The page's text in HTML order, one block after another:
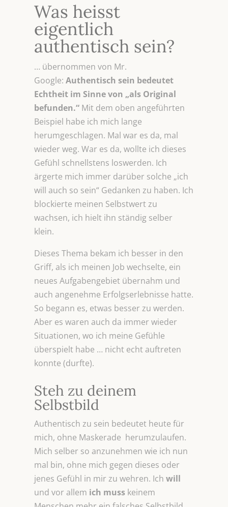
Was heisst
eigentlich
authentisch sein?
… übernommen von Mr.
Google: Authentisch sein bedeutet
Echtheit im Sinne von „als Original
befunden.“ Mit dem oben angeführten
Beispiel habe ich mich lange
herumgeschlagen. Mal war es da, mal
wieder weg. War es da, wollte ich dieses
Gefühl schnellstens loswerden. Ich
ärgerte mich immer darüber solche „ich
will auch so sein“ Gedanken zu haben. Ich
blockierte meinen Selbstwert zu
wachsen, ich hielt ihn ständig selber
klein.
Dieses Thema bekam ich besser in den
Griff, als ich meinen Job wechselte, ein
neues Aufgabengebiet übernahm und
auch angenehme Erfolgserlebnisse hatte.
So begann es, etwas besser zu werden.
Aber es waren auch da immer wieder
Situationen, wo ich meine Gefühle
überspielt habe … nicht echt auftreten
konnte (durfte).
Steh zu deinem
Selbstbild
Authentisch zu sein bedeutet heute für
mich, ohne Maskerade herumzulaufen.
Mich selber so anzunehmen wie ich nun
mal bin, ohne mich gegen dieses oder
jenes Gefühl in mir zu wehren. Ich will
und vor allem ich muss keinem